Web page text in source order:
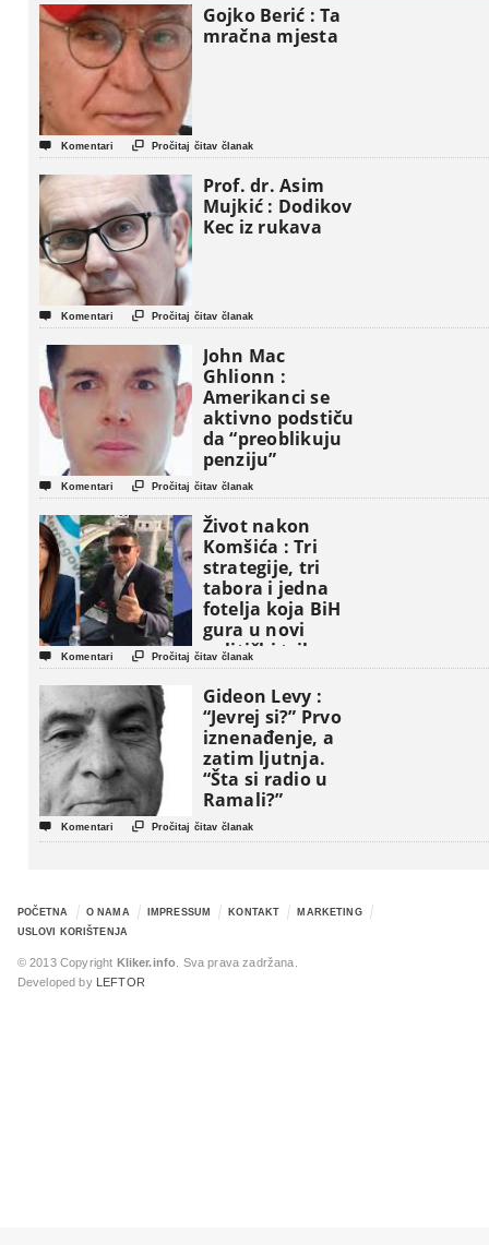
Gojko Berić : Ta
mračna mjesta
 Komentari  Pročitaj čitav članak
Prof. dr. Asim
Mujkić : Dodikov
Kec iz rukava
 Komentari  Pročitaj čitav članak
John Mac
Ghlionn :
Amerikanci se
aktivno podstiču
da “preoblikuju
penziju”
 Komentari  Pročitaj čitav članak
Život nakon
Komšića : Tri
strategije, tri
tabora i jedna
fotelja koja BiH
gura u novi
politički triler
 Komentari  Pročitaj čitav članak
Gideon Levy :
“Jevrej si?” Prvo
iznenađenje, a
zatim ljutnja.
“Šta si radio u
Ramali?”
 Komentari  Pročitaj čitav članak
POČETNA O NAMA IMPRESSUM KONTAKT
MARKETING
USLOVI KORIŠTENJA
© 2013 Copyright Kliker.info . Sva prava zadržana.
Developed by
LEFTOR